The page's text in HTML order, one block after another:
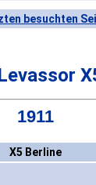
besuchten
1911
X5 Berline